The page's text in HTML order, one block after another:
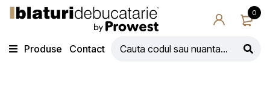
0
Produse Contact